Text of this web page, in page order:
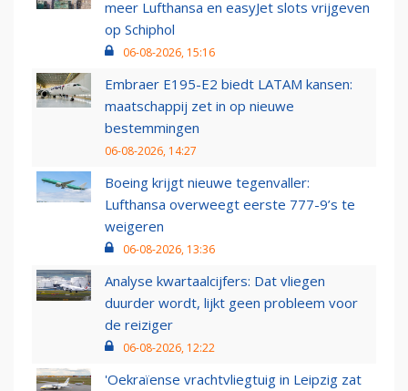
meer Lufthansa en easyJet slots vrijgeven
op Schiphol
06-08-2026, 15:16
Embraer E195-E2 biedt LATAM kansen:
maatschappij zet in op nieuwe
bestemmingen
06-08-2026, 14:27
Boeing krijgt nieuwe tegenvaller:
Lufthansa overweegt eerste 777-9’s te
weigeren
06-08-2026, 13:36
Analyse kwartaalcijfers: Dat vliegen
duurder wordt, lijkt geen probleem voor
de reiziger
06-08-2026, 12:22
'Oekraïense vrachtvliegtuig in Leipzig zat